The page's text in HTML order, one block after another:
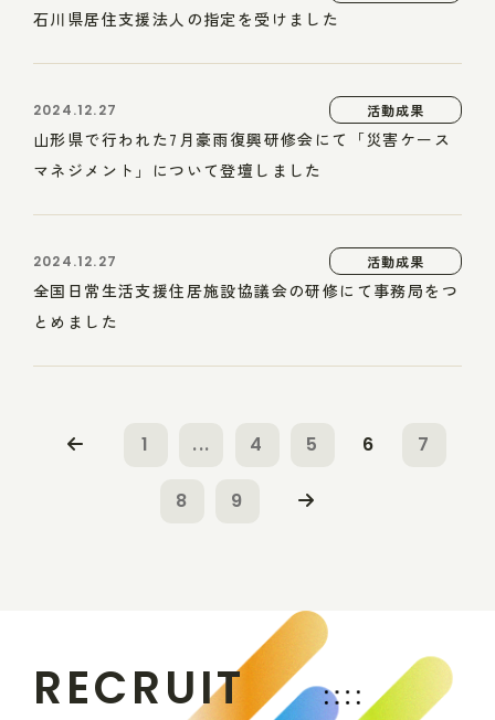
石川県居住支援法人の指定を受けました
2024.12.27 活動成果
山形県で行われた7月豪雨復興研修会にて「災害ケース
マネジメント」について登壇しました
2024.12.27 活動成果
全国日常生活支援住居施設協議会の研修にて事務局をつ
とめました
1 ... 4 5 6 7
8 9
RECRUIT